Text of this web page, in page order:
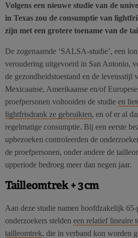
Volgens een nieuwe studie van de
in Texas zou de consumptie van
zijn met een grotere toename van de
De zogenaamde ‘SALSA-studie’, een
veroudering uitgevoerd in San Antonio,
de gezondheidstoestand en de levensstijl
Mexicaanse, Amerikaanse en/of
proefpersonen voltooiden de studie en
lightfrisdrank ze gebruikten, en of er al
regelmatige consumptie. Bij een eerste
upbezoeken controleerden de
de proefpersonen, onder andere de
upperiode bedroeg meer dan negen jaar.
Tailleomtrek + 3 cm
Aan deze studie namen hoofdzakelijk 65-
onderzoekers stelden een relatief lineaire
tailleomtrek, die in verband kon worden